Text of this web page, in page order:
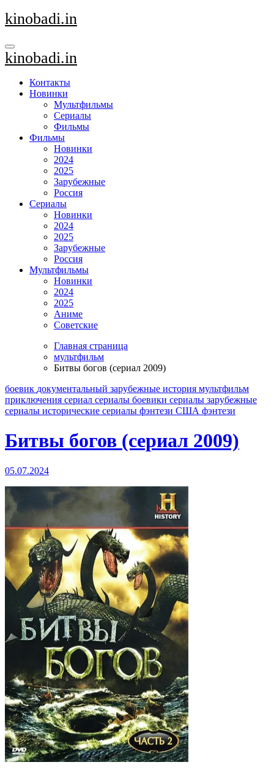
Перейти
к
kinobadi.in
kinobadi.in
Контакты
Новинки
Мультфильмы
Сериалы
Фильмы
Фильмы
Новинки
2024
2025
Зарубежные
Россия
Сериалы
Новинки
2024
2025
Зарубежные
Россия
Мультфильмы
Новинки
2024
2025
Аниме
Советские
Главная страница
мультфильм
Битвы богов (сериал 2009)
боевик документальный зарубежные история мультфильм
приключения сериал сериалы боевики сериалы зарубежные
сериалы исторические сериалы фэнтези США фэнтези
Битвы богов (сериал 2009)
05.07.2024